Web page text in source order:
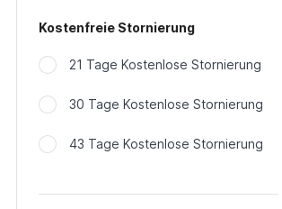
Kostenfreie Stornierung
21 Tage Kostenlose Stornierung
30 Tage Kostenlose Stornierung
43 Tage Kostenlose Stornierung